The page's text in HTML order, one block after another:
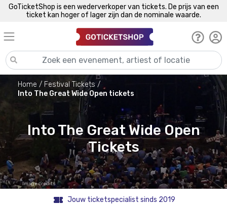
GoTicketShop is een wederverkoper van tickets. De prijs van een
ticket kan hoger of lager zijn dan de nominale waarde.
Home
Festival Tickets
Into The Great Wide Open tickets
Into The Great Wide Open
Tickets
Image credits
Jouw ticketspecialist sinds 2019